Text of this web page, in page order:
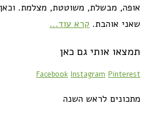
אופה, מבשלת, משוטטת, מצלמת.
שאני אוהבת. קרא עוד...
תמצאו אותי גם כאן
Facebook Instagram Pinterest
מתכונים לראש השנה